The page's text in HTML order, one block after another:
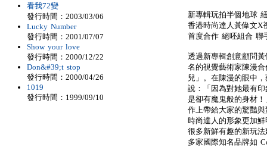
新專輯玩拍半個地球
香港時尚達人黃偉文X
首度合作 絕呸組合 聯
透過新專輯創意顧問
名的視覺藝術家陳漫
兒」。在陳漫的眼中
說：「因為對她最有
是卻有魔鬼般的身材
作上帶給大家的驚豔
時尚達人的形象更加
很多新鮮有趣的新玩
多家國際知名品牌如
看我72變
發行時間：2003/03/06
Lucky Number
發行時間：2001/07/07
Show your love
發行時間：2000/12/22
Don&#39;t stop
發行時間：2000/04/26
1019
發行時間：1999/09/10